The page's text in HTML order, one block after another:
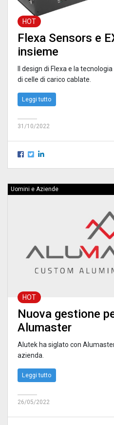
HOT
Flexa Sensors e
insieme
Il design di Flexa e la
di celle di carico cablate.
Leggi tutto
31/10/2022
Uomini e Aziende
HOT
Nuova gestione
Alumaster
Alutek ha siglato con
azienda.
Leggi tutto
26/05/2022